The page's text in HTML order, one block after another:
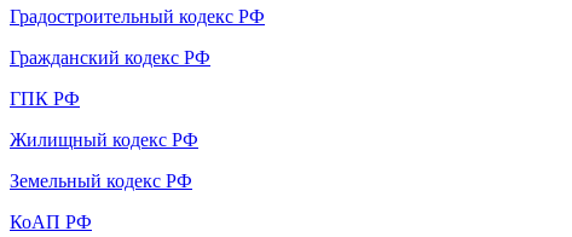
Градостроительный кодекс РФ
Гражданский кодекс РФ
ГПК РФ
Жилищный кодекс РФ
Земельный кодекс РФ
КоАП РФ